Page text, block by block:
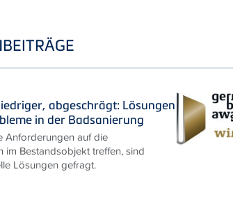
abgeschrägt: Lösungen
in der Badsanierung
Anforderungen auf die
im Bestandsobjekt treffen, sind
Lösungen gefragt.